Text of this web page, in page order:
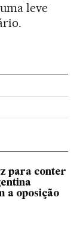
leve
para conter
a oposição